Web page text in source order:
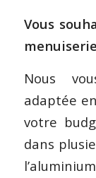
Vous
Nous
adaptée
votre
dans